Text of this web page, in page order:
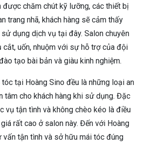
được chăm chút kỹ lưỡng, các thiết bị
trang nhã, khách hàng sẽ cảm thấy
dụng dịch vụ tại đây. Salon chuyên
cắt, uốn, nhuộm với sự hỗ trợ của đội
tạo bài bản và giàu kinh nghiệm.
tại Hoàng Sino đều là những loại an
tâm cho khách hàng khi sử dụng. Đặc
vụ tận tình và không chèo kéo là điều
rất cao ở salon này. Đến với Hoàng
tận tình và sở hữu mái tóc đúng